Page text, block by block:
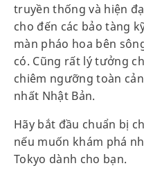
truyền thống và hiện
cho đến các bảo tàng
màn pháo hoa bên
có. Cũng rất lý tưởng
chiêm ngưỡng toàn
nhất Nhật Bản.
Hãy bắt đầu chuẩn bị
nếu muốn khám phá
Tokyo dành cho bạn.